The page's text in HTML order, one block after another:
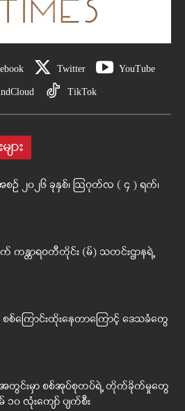
Twitter YouTube
TikTok
ား
စဉ် ၂၀၂၆ ခုနှစ်၊ ဩဂုတ်လ ( ၄ ) ရက်၊
န္တာရဝတီတိုင်း (မ်) သတင်းဌာနရဲ့
စ်ကြောင်းထိုးနေတာကြောင့် ဒေသခံတွေ
တွင်းမှာ စစ်အုပ်စုတပ်ရဲ့ တိုက်ခိုက်မှုတွေ
လုံးကျော် ပျက်စီး